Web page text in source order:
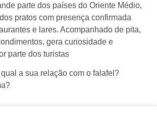
parte dos países do Oriente Médio,
pratos com presença confirmada
e lares. Acompanhado de pita,
gera curiosidade e
parte dos turistas
a sua relação com o falafel?